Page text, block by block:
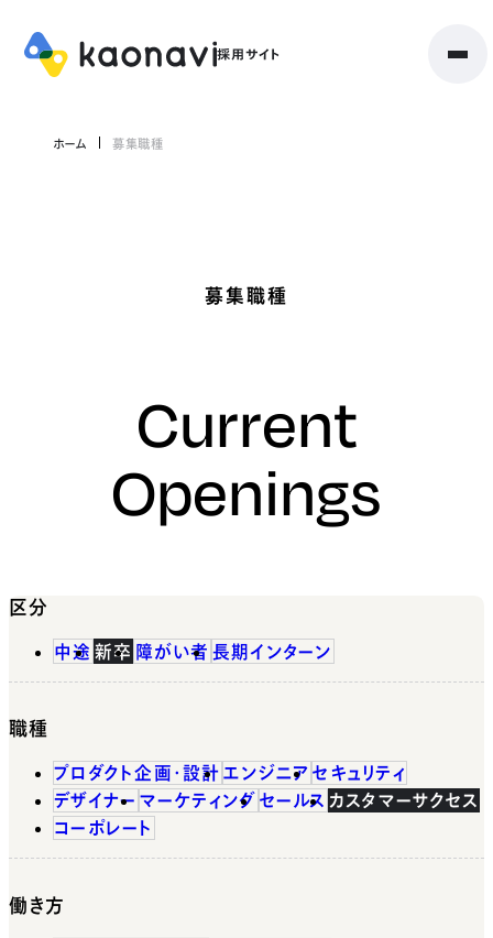
ホーム 募集職種
募集職種
Current
Openings
区分
中途 新卒 障がい者 長期インターン
職種
プロダクト企画・設計 エンジニア セキュリティ
デザイナー マーケティング セールス カスタマーサクセス
コーポレート
働き方